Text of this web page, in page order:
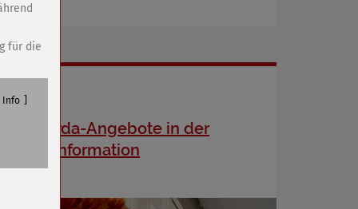
Sömmerda-Angebote in der
Tourist-Information
für die
Info